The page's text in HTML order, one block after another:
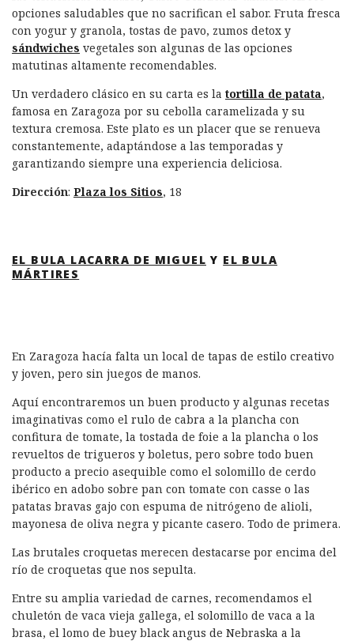
opciones saludables que no sacrifican el sabor. Fruta fresca
con yogur y granola, tostas de pavo, zumos detox y
sándwiches vegetales son algunas de las opciones
matutinas altamente recomendables.
Un verdadero clásico en su carta es la tortilla de patata,
famosa en Zaragoza por su cebolla caramelizada y su
textura cremosa. Este plato es un placer que se renueva
constantemente, adaptándose a las temporadas y
garantizando siempre una experiencia deliciosa.
Dirección: Plaza los Sitios, 18
EL BULA LACARRA DE MIGUEL Y EL BULA
MÁRTIRES
En Zaragoza hacía falta un local de tapas de estilo creativo
y joven, pero sin juegos de manos.
Aquí encontraremos un buen producto y algunas recetas
imaginativas como el rulo de cabra a la plancha con
confitura de tomate, la tostada de foie a la plancha o los
revueltos de trigueros y boletus, pero sobre todo buen
producto a precio asequible como el solomillo de cerdo
ibérico en adobo sobre pan con tomate con casse o las
patatas bravas gajo con espuma de nitrógeno de alioli,
mayonesa de oliva negra y picante casero. Todo de primera.
Las brutales croquetas merecen destacarse por encima del
río de croquetas que nos sepulta.
Entre su amplia variedad de carnes, recomendamos el
chuletón de vaca vieja gallega, el solomillo de vaca a la
brasa, el lomo de buey black angus de Nebraska a la